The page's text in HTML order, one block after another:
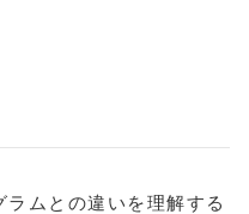
ラムとの違いを理解する